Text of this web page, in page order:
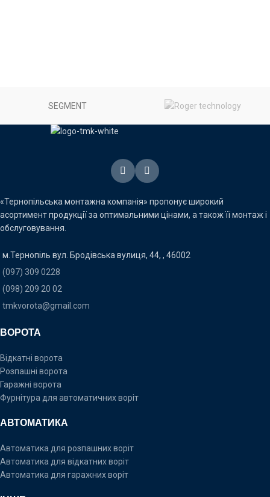
SEGMENT
«Тернопільська монтажна компанія» пропонує широкий
асортимент продукції за оптимальними цінами, а також її монтаж і
обслуговування.
м.Тернопіль вул. Бродівська вулиця, 44, , 46002
(097) 309 0228
(098) 209 20 02
tmkvorota@gmail.com
ВОРОТА
Відкатні ворота
Розпашні ворота
Гаражні ворота
Фурнітура для автоматичних воріт
АВТОМАТИКА
Автоматика для розпашних воріт
Автоматика для відкатних воріт
Автоматика для гаражних воріт